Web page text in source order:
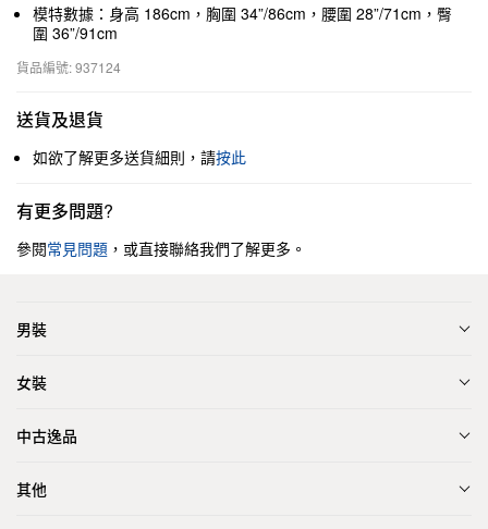
模特數據：身高 186cm，胸圍 34”/86cm，腰圍 28”/71cm，臀
圍 36”/91cm
貨品編號: 937124
送貨及退貨
如欲了解更多送貨細則，請按此
有更多問題?
參閱常見問題 ，或直接聯絡我們了解更多。
男裝
女裝
中古逸品
其他